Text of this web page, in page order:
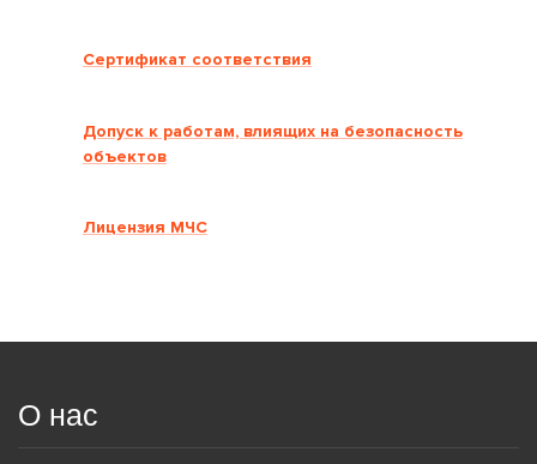
Сертификат соответствия
Допуск к работам, влиящих на безопасность
объектов
Лицензия МЧС
О нас